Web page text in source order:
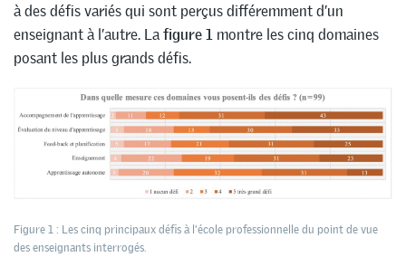
à des défis variés qui sont perçus différemment d’un
enseignant à l’autre. Lafigure 1 montre les cinq domaines
posant les plus grands défis.
Figure 1 : Les cinq principaux défis à l’école professionnelle du point de vue
des enseignants interrogés.